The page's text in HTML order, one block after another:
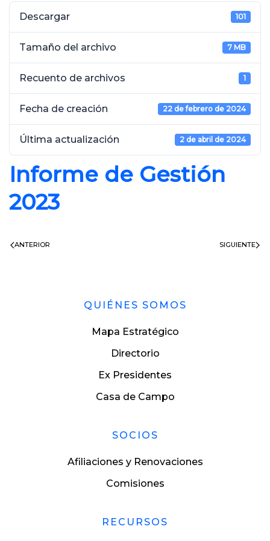
Descargar 101
Tamaño del archivo 7 MB
Recuento de archivos 1
Fecha de creación 22 de febrero de 2024
Última actualización 2 de abril de 2024
Informe de Gestión
2023
ANTERIOR SIGUIENTE
QUIÉNES SOMOS
Mapa Estratégico
Directorio
Ex Presidentes
Casa de Campo
SOCIOS
Afiliaciones y Renovaciones
Comisiones
RECURSOS